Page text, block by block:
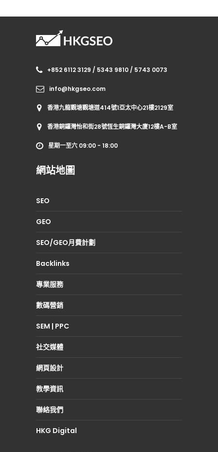
+852 6112 3129 / 5343 9810 / 5743 0073
info@hkgseo.com
香港九龍觀塘觀塘道414號1亞太中心21樓2129室
香港銅鑼灣怡和街28號恆生銅鑼灣大廈12樓A-B室
星期一至六 09:00 - 18:00
網站地圖
SEO
GEO
SEO/GEO月費計劃
Backlinks
專業服務
數碼營銷
SEM | PPC
社交媒體
網頁設計
教學資訊
聯絡我們
HKG Digital